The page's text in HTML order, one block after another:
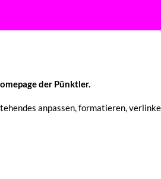
der Pünktler.
anpas­sen, forma­tie­ren,